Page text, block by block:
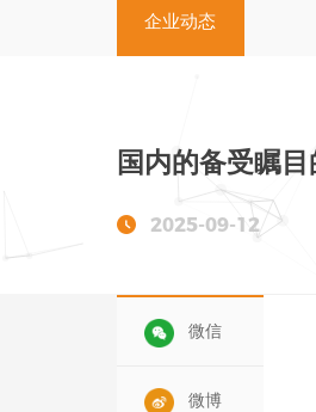
企业动态
国内的备受瞩
2025-09-12
微信
微博